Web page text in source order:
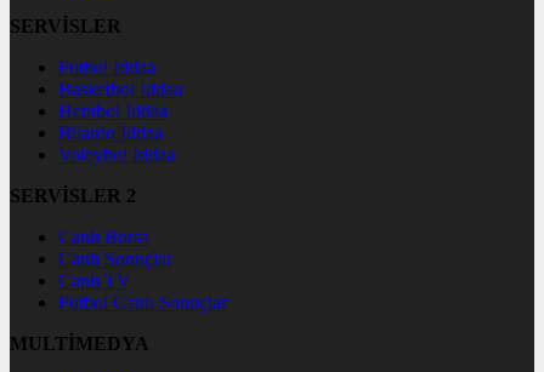
SERVİSLER
Futbol İddaa
Basketbol İddaa
Hentbol İddaa
Bilardo İddaa
Voleybol İddaa
SERVİSLER 2
Canlı Borsa
Canlı Sonuçlar
Canlı TV
Futbol Canlı Sonuçlar
MULTİMEDYA